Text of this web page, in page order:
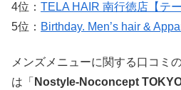
4位： TELA HAIR 南行徳店【テ
5位： Birthday. Men’s hair &
メンズメニューに関する口コミ
は「 Nostyle‐Noconcept